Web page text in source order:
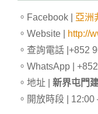
。Facebook |
亞洲
。Website |
http://
。查詢電話 |+852
。WhatsApp |
。地址 | 新界屯門
。開放時段 |